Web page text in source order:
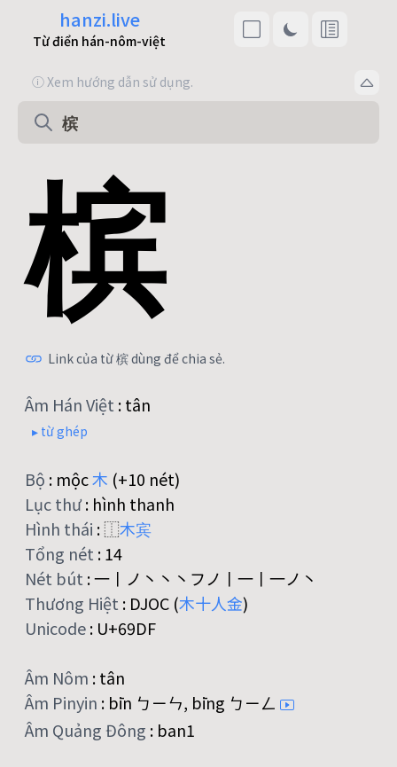
hanzi.live
Từ điển hán-nôm-việt
ⓘ Xem hướng dẫn sử dụng.
槟
Link của từ 槟 dùng để chia sẻ.
Âm Hán Việt :tân
▸ từ ghép
Bộ : mộc木 (+10 nét)
Lục thư: hình thanh
Hình thái :⿰木宾
Tổng nét :14
Nét bút :一丨ノ丶丶丶フノ丨一丨一ノ丶
Thương Hiệt : DJOC (木十人金)
Unicode: U+69DF
Âm Nôm :tân
Âm Pinyin : bīn ㄅㄧㄣ, bīng ㄅㄧㄥ
Âm Quảng Đông : ban1